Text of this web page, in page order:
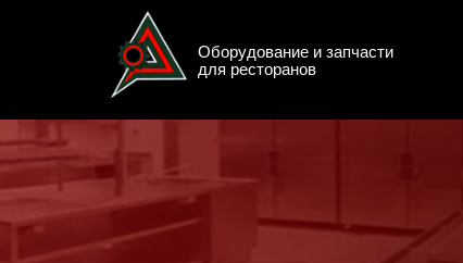
Оборудование и запчасти
для ресторанов